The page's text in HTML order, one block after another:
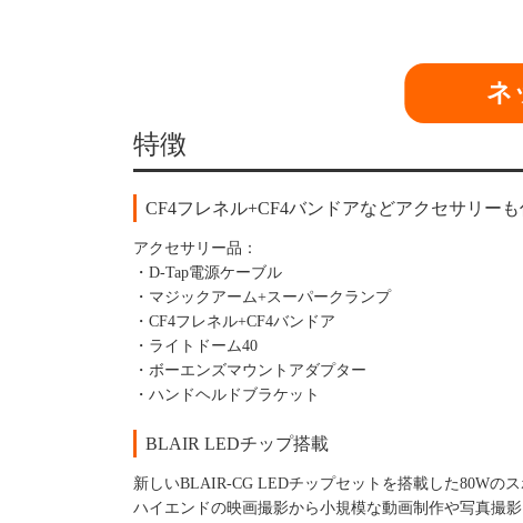
ネ
特徴
CF4フレネル+CF4バンドアなどアクセサリー
アクセサリー品：
・D-Tap電源ケーブル
・マジックアーム+スーパークランプ
・CF4フレネル+CF4バンドア
・ライトドーム40
・ボーエンズマウントアダプター
・ハンドヘルドブラケット
BLAIR LEDチップ搭載
新しいBLAIR-CG LEDチップセットを搭載した80Wのス
ハイエンドの映画撮影から小規模な動画制作や写真撮